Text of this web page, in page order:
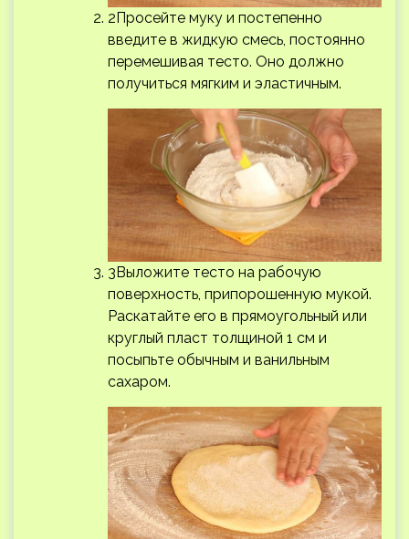
2Просейте муку и постепенно
введите в жидкую смесь, постоянно
перемешивая тесто. Оно должно
получиться мягким и эластичным.
3Выложите тесто на рабочую
поверхность, припорошенную мукой.
Раскатайте его в прямоугольный или
круглый пласт толщиной 1 см и
посыпьте обычным и ванильным
сахаром.